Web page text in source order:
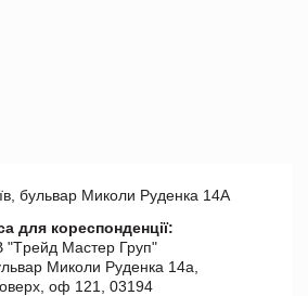
бульвар Миколи Руденка 14А
для кореспонденції:
"Tрейд Мастер Груп"
Миколи Руденка 14а,
оф 121, 03194